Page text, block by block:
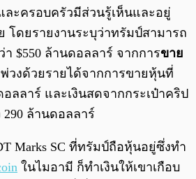
ละครอบครัวมีส่วนรู้เห็นและอยู่
โดยรายงานระบุว่าทรัมป์สามารถ
$550 ล้านดอลลาร์ จากการขาย
พ่วงด้วยรายได้จากการขายหุ้นที่
ลลาร์ และเงินสดจากกระเป๋าคริป
ล้านดอลลาร์
Marks SC ที่ทรัมป์ถือหุ้นอยู่ซึ่งทำ
ในไมอามี ก็ทำเงินให้เขาเกือบ